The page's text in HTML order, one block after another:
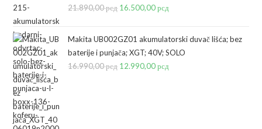
21.890,00рсд Originalna
je
bila:
21.890,00 рсд.
16.500,00рсд
je:
16.500,00 рсд.
Makita UB002GZ01 akumulatorski duvač lišća; bez
baterije i punjača; XGT; 40V; SOLO
16.990,00рсд Originalna
12.990,00рсд